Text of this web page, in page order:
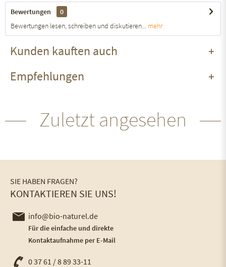
Bewertungen
0
Bewertungen lesen, schreiben und diskutieren... mehr
Kunden kauften auch
Empfehlungen
Zuletzt angesehen
SIE HABEN FRAGEN?
KONTAKTIEREN SIE UNS!
info@bio-naturel.de
Für die einfache und direkte
Kontaktaufnahme per E-Mail
0 37 61 / 8 89 33-11